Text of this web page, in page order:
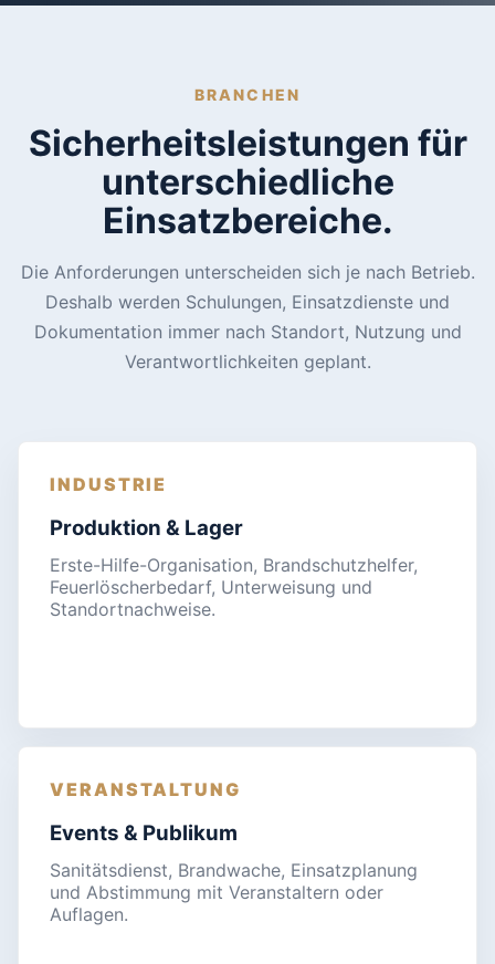
BRANCHEN
Sicherheitsleistungen für
unterschiedliche
Einsatzbereiche.
Die Anforderungen unterscheiden sich je nach Betrieb.
Deshalb werden Schulungen, Einsatzdienste und
Dokumentation immer nach Standort, Nutzung und
Verantwortlichkeiten geplant.
INDUSTRIE
Produktion & Lager
Erste-Hilfe-Organisation, Brandschutzhelfer,
Feuerlöscherbedarf, Unterweisung und
Standortnachweise.
VERANSTALTUNG
Events & Publikum
Sanitätsdienst, Brandwache, Einsatzplanung
und Abstimmung mit Veranstaltern oder
Auflagen.